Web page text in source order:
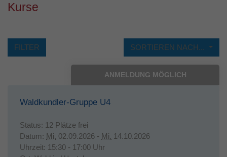
Kurse
SORTIEREN NACH...
FILTER
ANMELDUNG MÖGLICH
Waldkundler-Gruppe U4
Status: 12 Plätze frei
Datum: Mi. 02.09.2026 - Mi. 14.10.2026
Uhrzeit: 15:30 - 17:00 Uhr